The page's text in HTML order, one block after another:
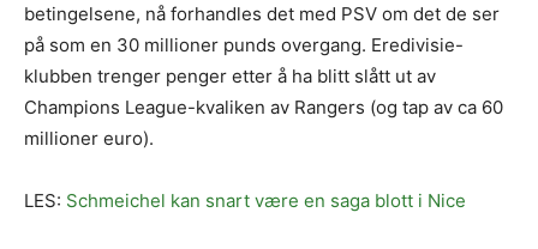
betingelsene, nå forhandles det med PSV om det de ser
på som en 30 millioner punds overgang. Eredivisie-
klubben trenger penger etter å ha blitt slått ut av
Champions League-kvaliken av Rangers (og tap av ca 60
millioner euro).
LES: Schmeichel kan snart være en saga blott i Nice